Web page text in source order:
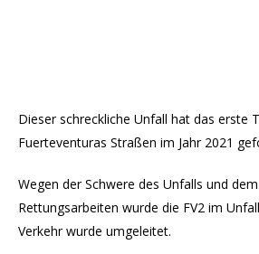
Dieser schreckliche Unfall hat das erste
Fuerteventuras Straßen im Jahr 2021
Wegen der Schwere des Unfalls und
Rettungsarbeiten wurde die FV2 im
Verkehr wurde umgeleitet.